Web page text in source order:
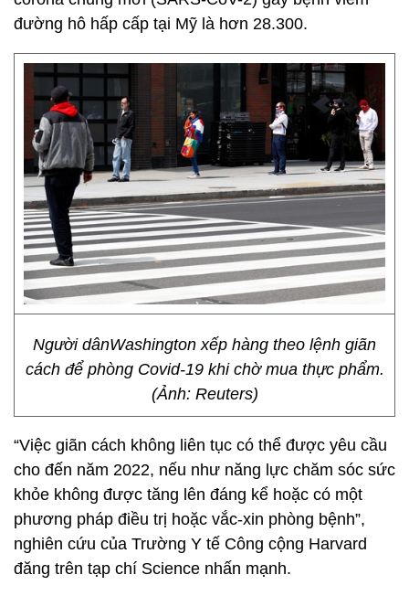
đường hô hấp cấp tại Mỹ là hơn 28.300.
Người dânWashington xếp hàng theo lệnh giãn
cách để phòng Covid-19 khi chờ mua thực phẩm.
(Ảnh: Reuters)
“Việc giãn cách không liên tục có thể được yêu cầu
cho đến năm 2022, nếu như năng lực chăm sóc sức
khỏe không được tăng lên đáng kể hoặc có một
phương pháp điều trị hoặc vắc-xin phòng bệnh”,
nghiên cứu của Trường Y tế Công cộng Harvard
đăng trên tạp chí Science nhấn mạnh.